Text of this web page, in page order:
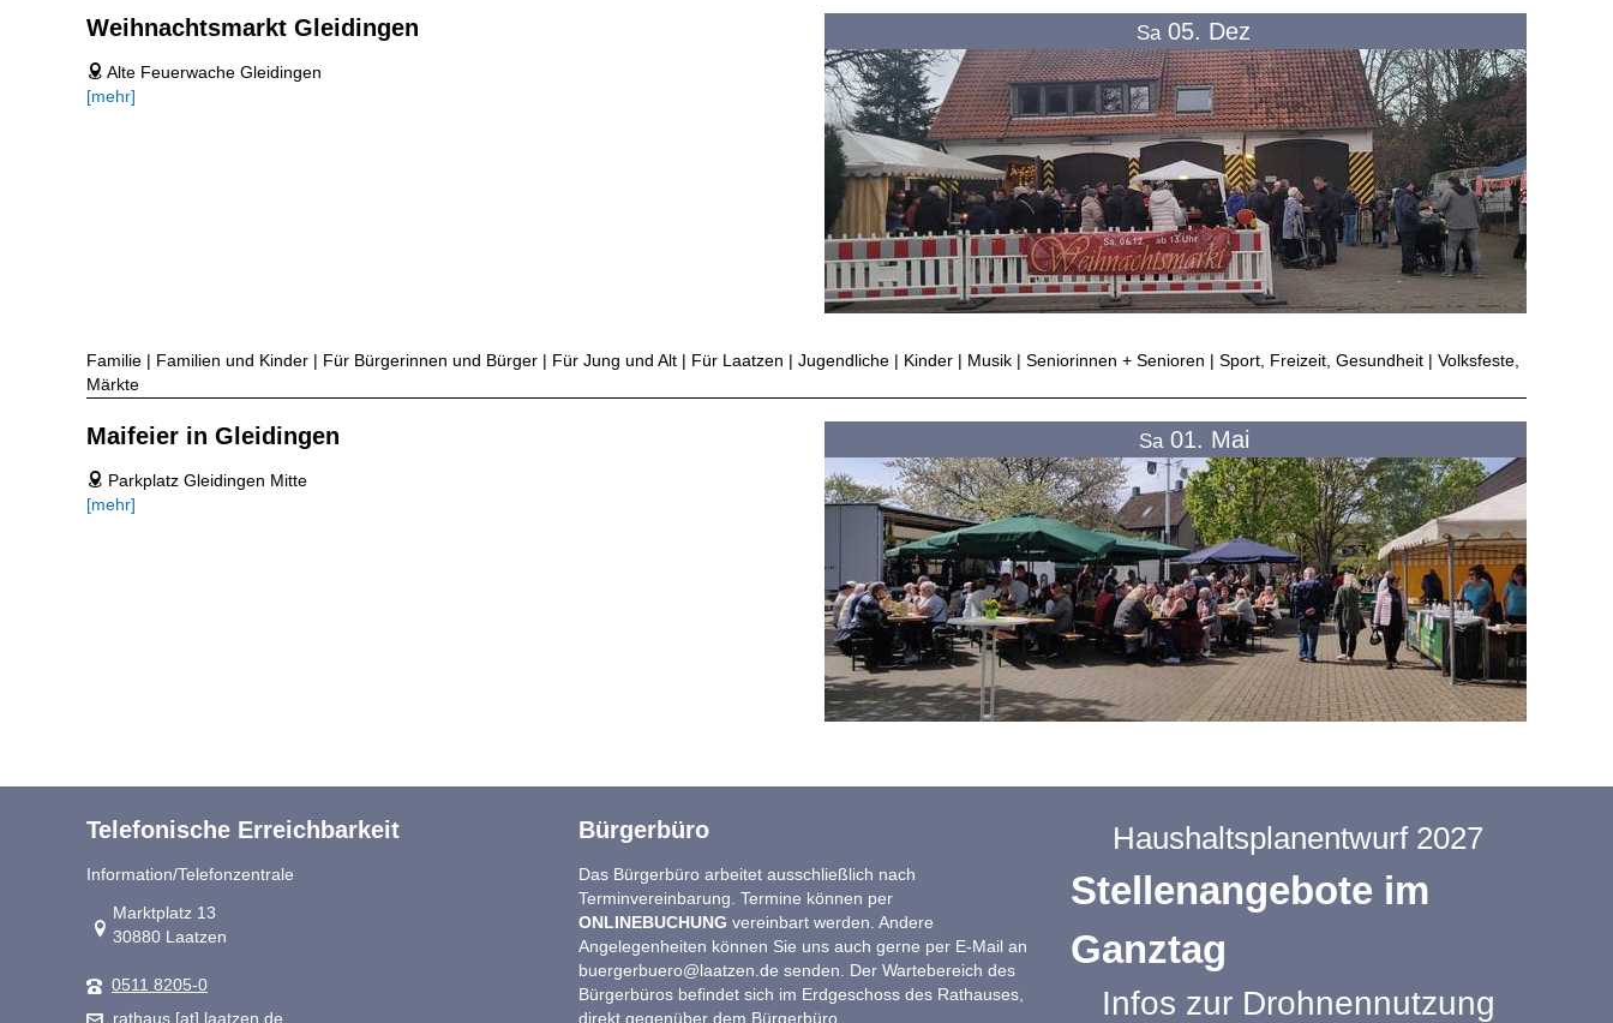
Weihnachtsmarkt Gleidingen
address Alte Feuerwache Gleidingen
[mehr]
Sa 05. Dez
Familie | Familien und Kinder | Für Bürgerinnen und Bürger | Für Jung und Alt | Für Laatzen | Jugendliche | Kinder | Musik | Seniorinnen + Senioren | Sport, Freizeit, Gesundheit | Volksfeste,
Märkte
Maifeier in Gleidingen
address Parkplatz Gleidingen Mitte
[mehr]
Sa01. Mai
Telefonische Erreichbarkeit
Information/Telefonzentrale
Link zur Google-Maps Navigation
Marktplatz 13
30880 Laatzen
0511 8205-0
rathaus [at] laatzen.de
Bürgerbüro
Das Bürgerbüro arbeitet ausschließlich nach
Terminvereinbarung. Termine können per
ONLINEBUCHUNG vereinbart werden. Andere
Angelegenheiten können Sie uns auch gerne per E-Mail an
buergerbuero@laatzen.de senden. Der Wartebereich des
Bürgerbüros befindet sich im Erdgeschoss des Rathauses,
direkt gegenüber dem Bürgerbüro.
Haushaltsplanentwurf 2027
Stellenangebote im
Ganztag
Infos zur Drohnennutzung